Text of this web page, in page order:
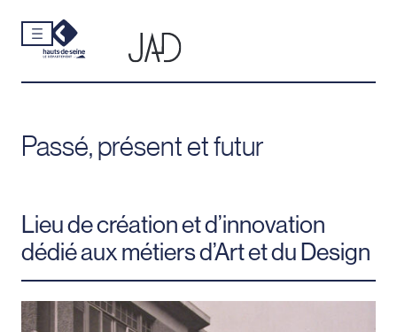
Aller
contenu
Passé, présent et futur
Lieu de création et d’innovation
dédié aux métiers d’Art et du Design